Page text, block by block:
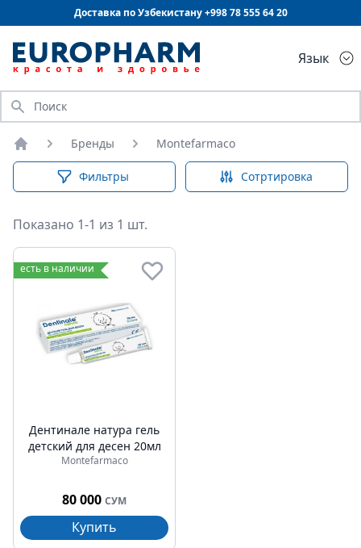
Доставка по Узбекистану +99878 555 64 20
Язык
Искать
Главная
Бренды Montefarmaco
Фильтры Сотртировка
Показано 1-1 из 1 шт.
есть в наличии
Дентинале натура гель
детский для десен 20мл
Montefarmaco
80 000 СУМ
Купить